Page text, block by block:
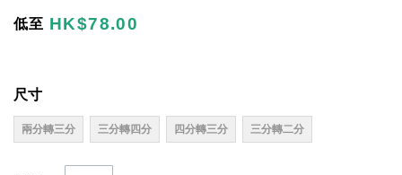
低至 HK$78.00
尺寸
兩分轉三分 三分轉四分 四分轉三分 三分轉二分
the
images